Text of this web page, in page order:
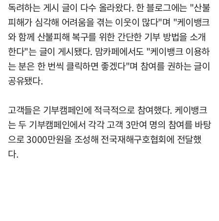
독려하는 게시 글이 다수 올라왔다. 한 블로그에는 "산불
피해가 심각해 어려움을 겪는 이웃이 많다"며 "케이뱅크
와 함께 산불피해 복구를 위한 간단한 기부 방법을 소개
한다"는 글이 게시됐다. 맘카페에서도 "케이뱅크 이용하
는 분은 한 번씩 클릭하면 좋겠다"며 참여를 권하는 글이
공유됐다.
고객들은 기부캠페인에 적극적으로 참여했다. 케이뱅크
는 두 기부캠페인에서 각각 고객 3만여 명의 참여를 바탕
으로 3000만원을 조성해 전국재해구호협회에 전달했
다.